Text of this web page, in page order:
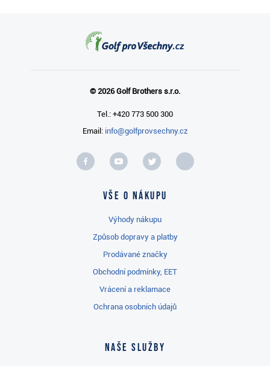
© 2026 Golf Brothers s.r.o.
Tel.: +420 773 500 300
Email: info@golfprovsechny.cz
Vše o nákupu
Výhody nákupu
Způsob dopravy a platby
Prodávané značky
Obchodní podmínky, EET
Vrácení a reklamace
Ochrana osobních údajů
Naše služby